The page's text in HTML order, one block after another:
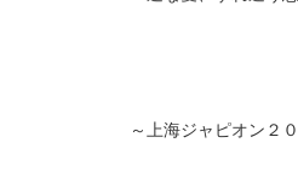
～上海ジャピオン２